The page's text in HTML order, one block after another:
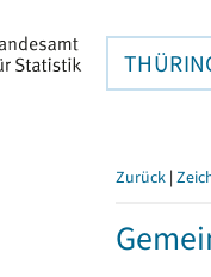
Zurück |